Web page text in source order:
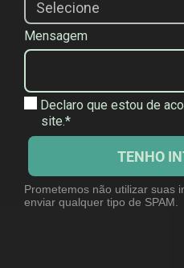
d
e
Mensagem
Declaro que estou de
site.*
TENHO
Prometemos não utilizar suas
enviar qualquer tipo de SPAM.